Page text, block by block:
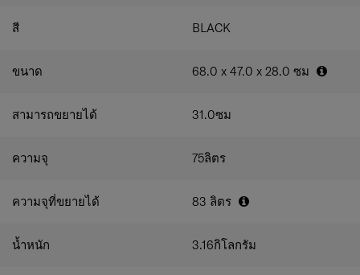
สายรัดกระเป๋าในช่องด้านล่าง
สี BLACK
ขนาด 68.0 x 47.0 x 28.0 ซม
สามารถขยายได้ 31.0ซม
ความจุ 75ลิตร
ความจุที่ขยายได้ 83 ลิตร
น้ำหนัก 3.16กิโลกรัม